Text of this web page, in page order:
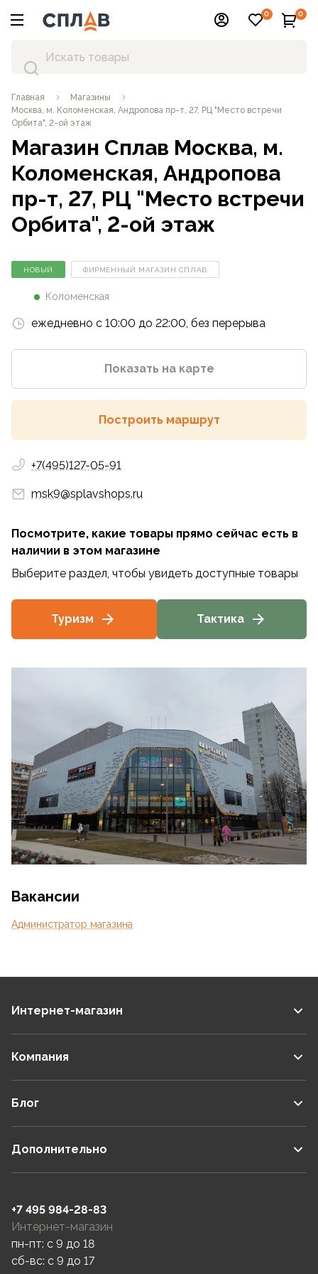
0 0
Главная
Магазины
Москва, м. Коломенская, Андропова пр-т, 27, РЦ "Место встречи
Орбита", 2-ой этаж
Магазин Сплав Москва, м.
Коломенская, Андропова
пр-т, 27, РЦ "Место встречи
Орбита", 2-ой этаж
НОВЫЙ ФИРМЕННЫЙ МАГАЗИН СПЛАВ
Коломенская
ежедневно с 10:00 до 22:00, без перерыва
Показать на карте
Построить маршрут
+7(495)127-05-91
msk9@splavshops.ru
Посмотрите, какие товары прямо сейчас есть в
наличии в этом магазине
Выберите раздел, чтобы увидеть доступные товары
Туризм Тактика
1/31
Вакансии
Администратор магазина
Интернет-магазин
Компания
Блог
Дополнительно
+7 495 984-28-83
Интернет-магазин
пн-пт: c 9 до 18
сб-вс: c 9 до 17